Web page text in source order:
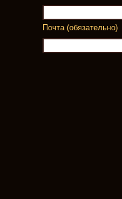
Почта (обязательно)